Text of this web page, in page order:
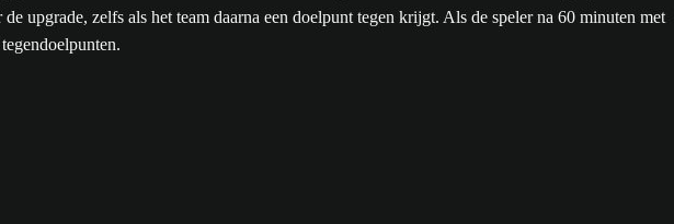
upgrade, zelfs als het team daarna een doelpunt tegen krijgt. Als de speler na 60 minuten met